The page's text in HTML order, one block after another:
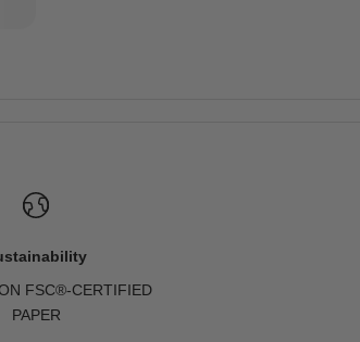
FSC®-CERTIFIED
PAPER